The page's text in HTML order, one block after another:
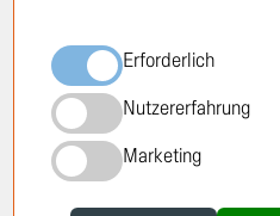
Standorte
Über TRUCKTEC
Geschichte
Karriere
Newsletter
Erforderlich
Nutzererfahrung
Marketing